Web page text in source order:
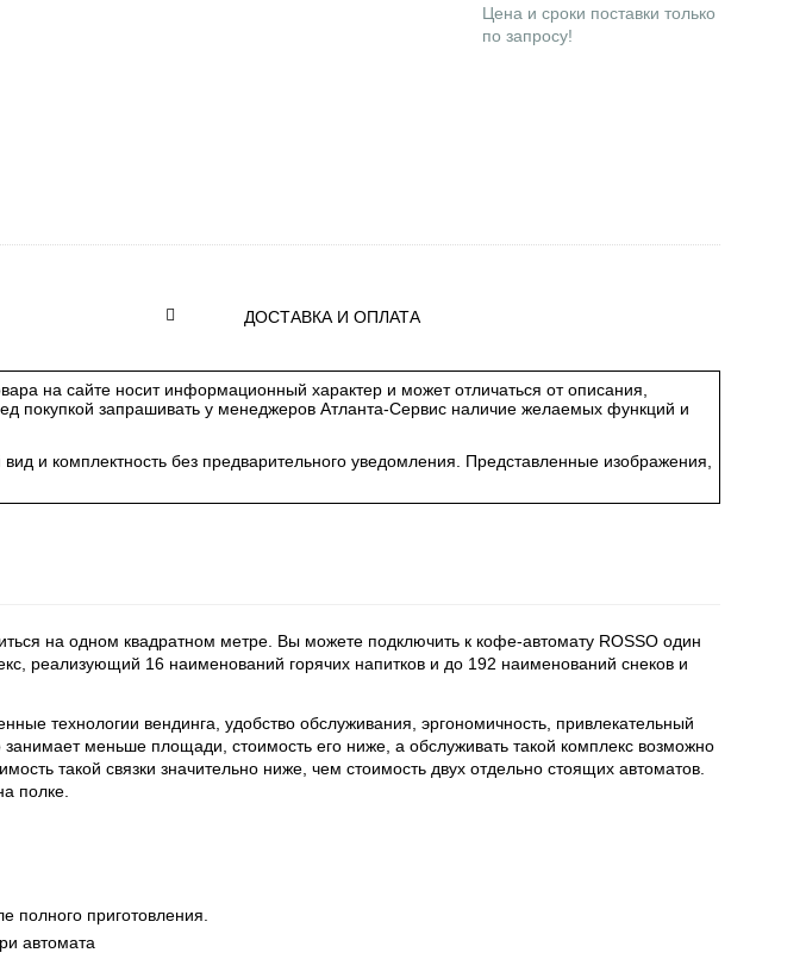
Цена и сроки поставки только
по запросу!
ДОСТАВКА И ОПЛАТА
на сайте носит информационный характер и может отличаться от описания,
покупкой запрашивать у менеджеров Атланта-Сервис наличие желаемых функций и
и комплектность без предварительного уведомления. Представленные изображения,
на одном квадратном метре. Вы можете подключить к кофе-автомату ROSSO один
реализующий 16 наименований горячих напитков и до 192 наименований снеков и
технологии вендинга, удобство обслуживания, эргономичность, привлекательный
меньше площади, стоимость его ниже, а обслуживать такой комплекс возможно
такой связки значительно ниже, чем стоимость двух отдельно стоящих автоматов.
полке.
полного приготовления.
автомата